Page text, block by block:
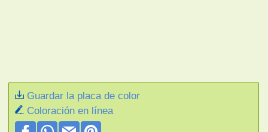
Guardar la placa de color
Coloración en línea